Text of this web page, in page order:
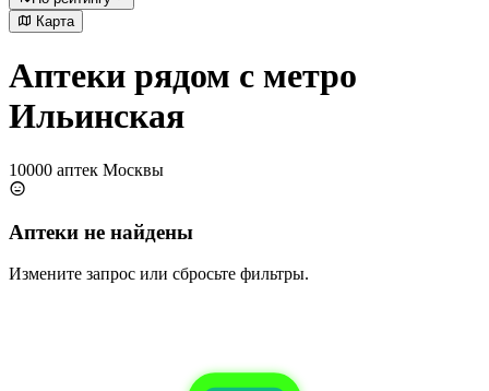
Карта
Аптеки рядом с метро
Ильинская
10000 аптек Москвы
Аптеки не найдены
Измените запрос или сбросьте фильтры.